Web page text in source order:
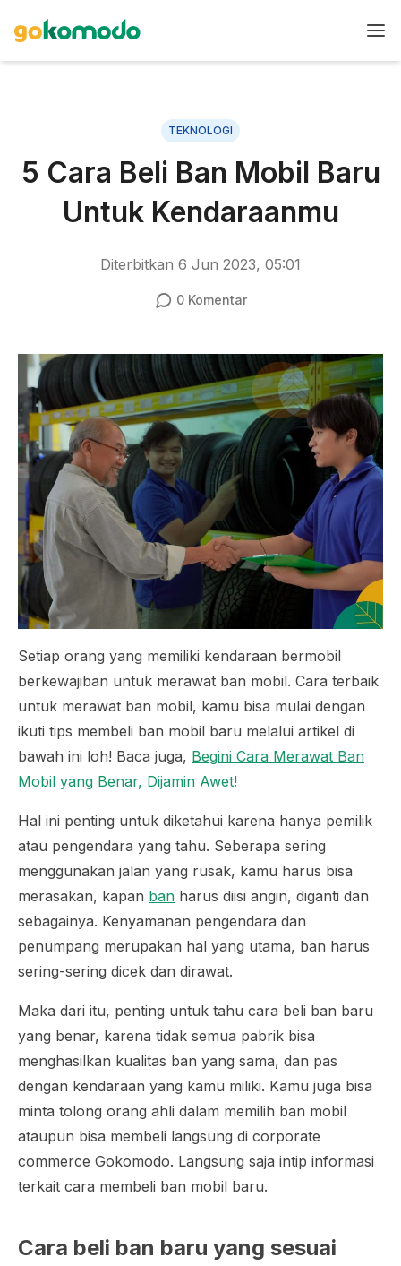
TEKNOLOGI
5 Cara Beli Ban Mobil Baru
Untuk Kendaraanmu
Diterbitkan 6 Jun 2023, 05:01
0Komentar
Setiap orang yang memiliki kendaraan bermobil
berkewajiban untuk merawat ban mobil. Cara terbaik
untuk merawat ban mobil, kamu bisa mulai dengan
ikuti tips membeli ban mobil baru melalui artikel di
bawah ini loh! Baca juga, Begini Cara Merawat Ban
Mobil yang Benar, Dijamin Awet!
Hal ini penting untuk diketahui karena hanya pemilik
atau pengendara yang tahu. Seberapa sering
menggunakan jalan yang rusak, kamu harus bisa
merasakan, kapan ban harus diisi angin, diganti dan
sebagainya. Kenyamanan pengendara dan
penumpang merupakan hal yang utama, ban harus
sering-sering dicek dan dirawat.
Maka dari itu, penting untuk tahu cara beli ban baru
yang benar, karena tidak semua pabrik bisa
menghasilkan kualitas ban yang sama, dan pas
dengan kendaraan yang kamu miliki. Kamu juga bisa
minta tolong orang ahli dalam memilih ban mobil
ataupun bisa membeli langsung di corporate
commerce Gokomodo. Langsung saja intip informasi
terkait cara membeli ban mobil baru.
Cara beli ban baru yang sesuai